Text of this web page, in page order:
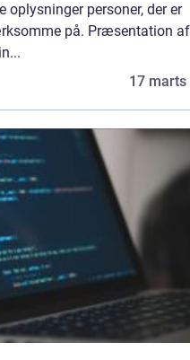
oplysninger personer, der er
på. Præsentation af
17 marts